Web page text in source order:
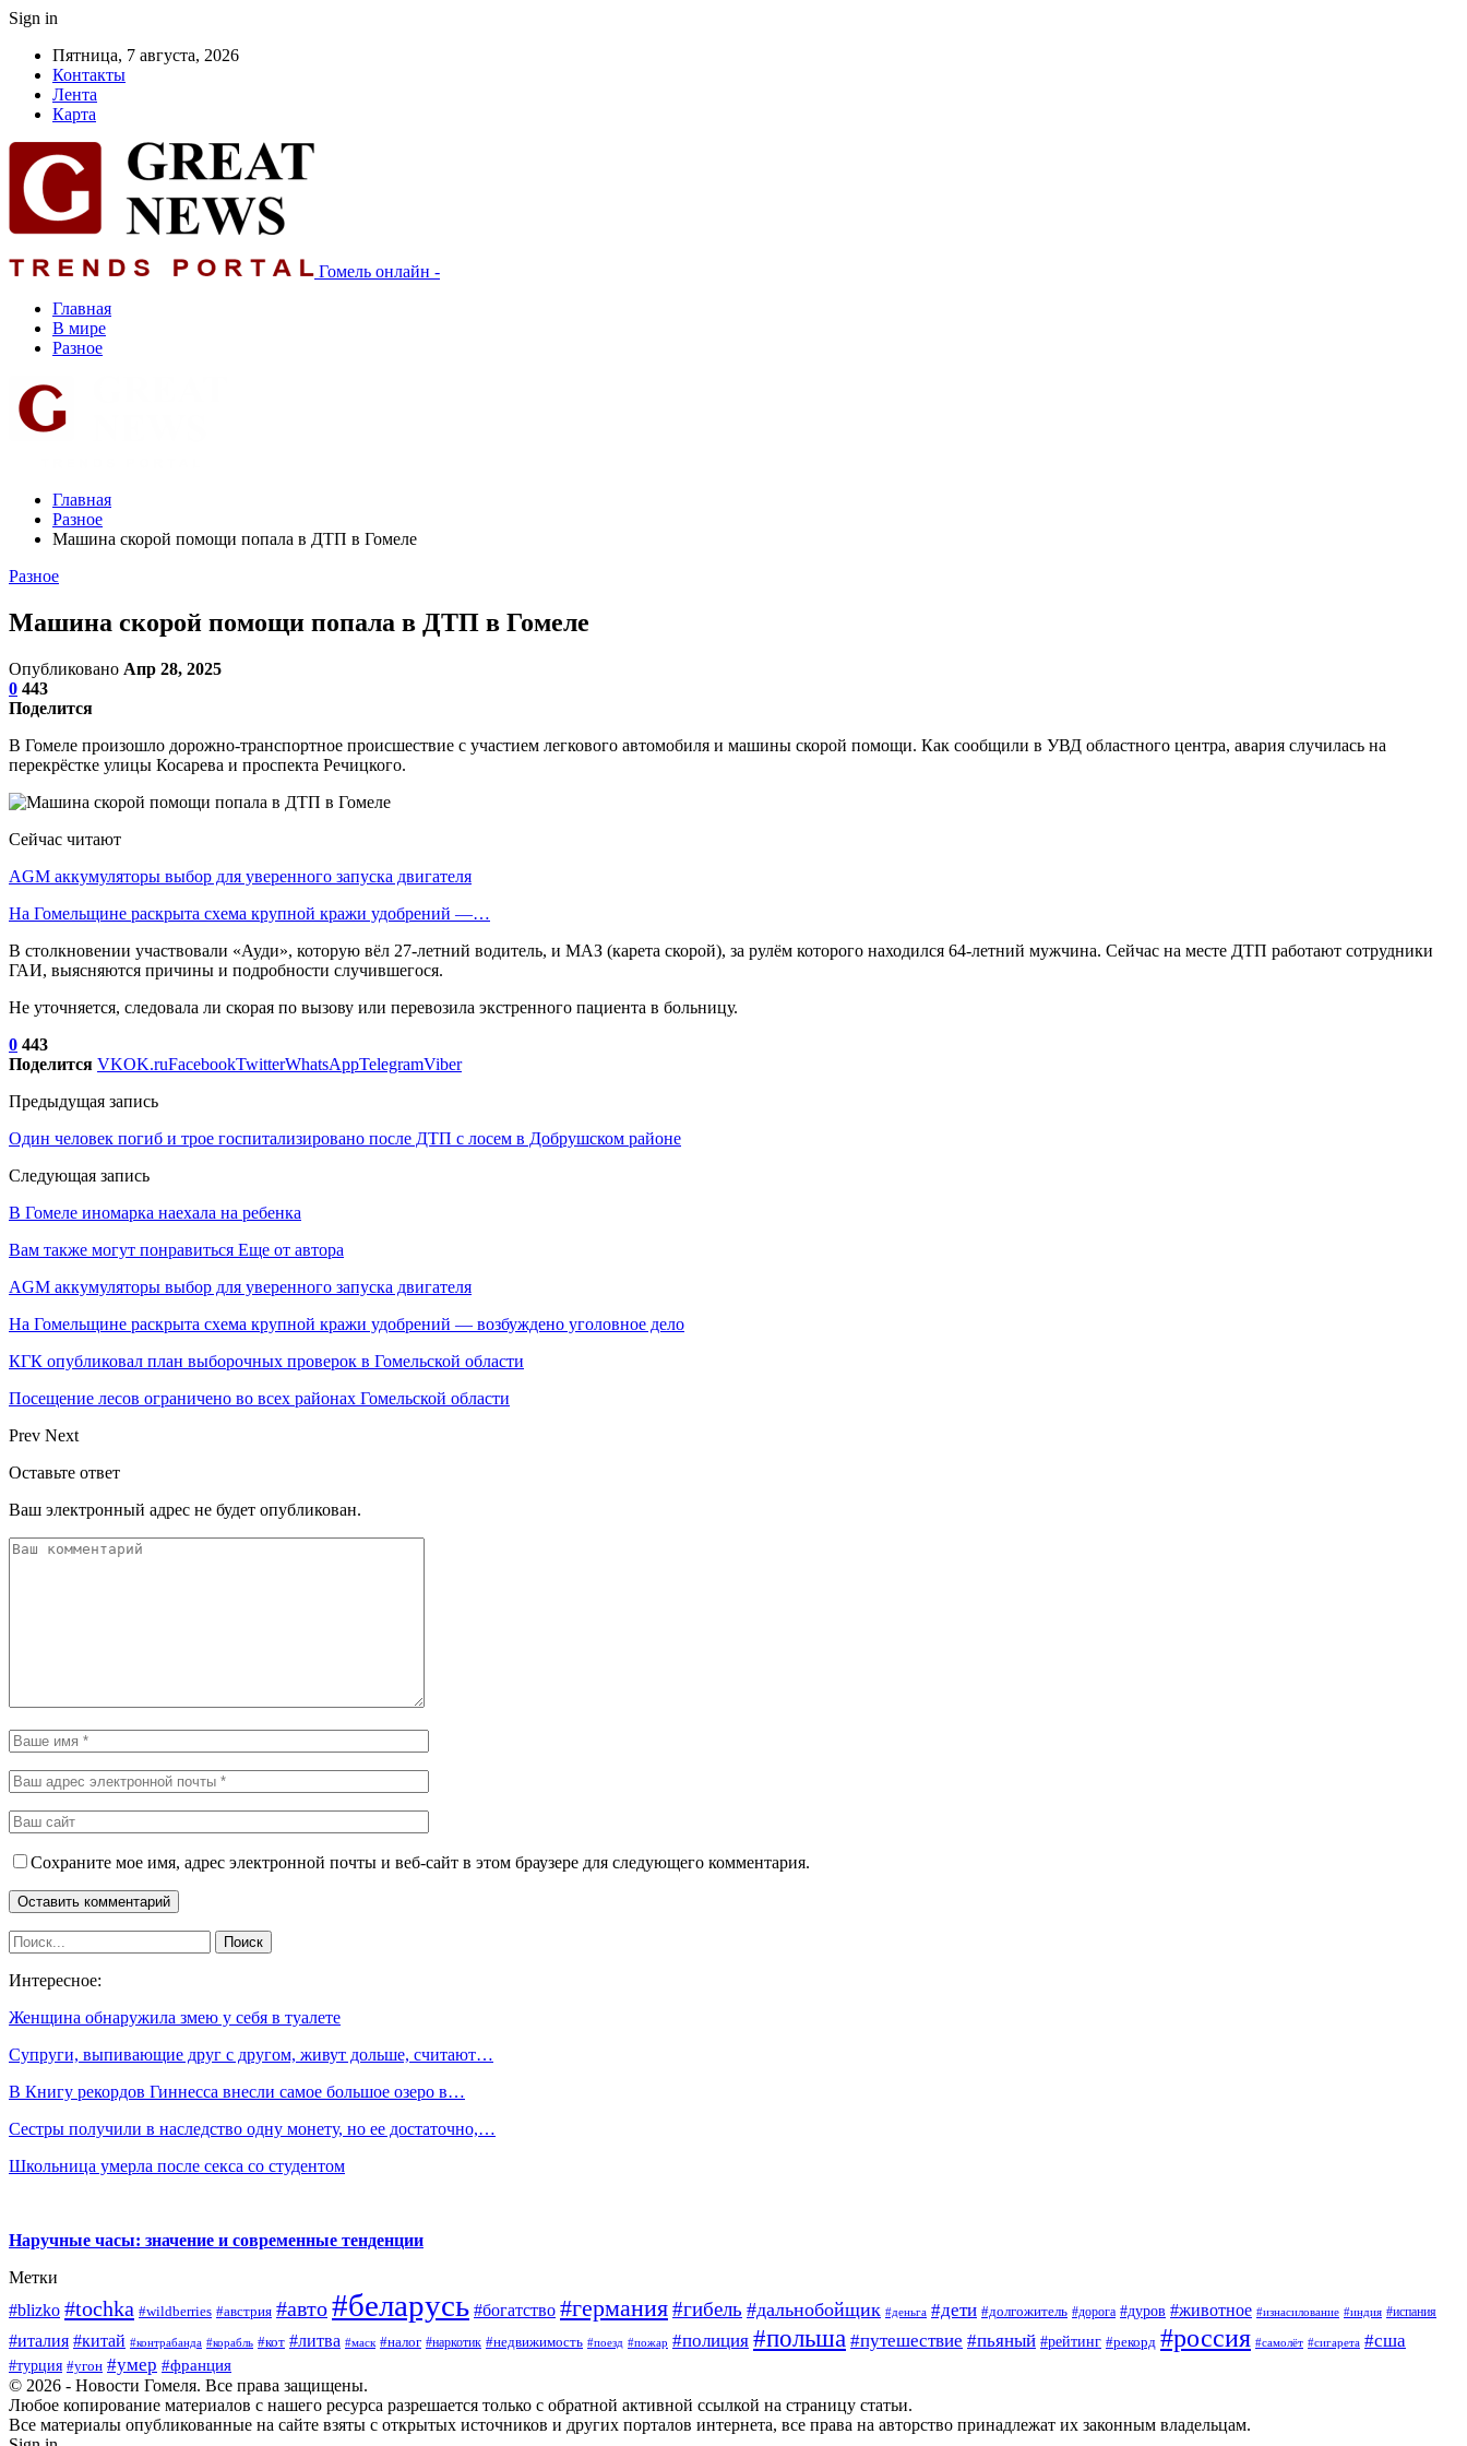
Sign in
Пятница, 7 августа, 2026
Контакты
Лента
Карта
Гомель онлайн -
Главная
В мире
Разное
Главная
Разное
Машина скорой помощи попала в ДТП в Гомеле
Разное
Машина скорой помощи попала в ДТП в Гомеле
Опубликовано Апр 28, 2025
0 443
Поделится
В Гомеле произошло дорожно-транспортное происшествие с участием легкового автомобиля и машины скорой помощи. Как сообщили в УВД областного центра, авария случилась на
перекрёстке улицы Косарева и проспекта Речицкого.
Сейчас читают
AGM аккумуляторы выбор для уверенного запуска двигателя
На Гомельщине раскрыта схема крупной кражи удобрений —…
В столкновении участвовали «Ауди», которую вёл 27-летний водитель, и МАЗ (карета скорой), за рулём которого находился 64-летний мужчина. Сейчас на месте ДТП работают сотрудники
ГАИ, выясняются причины и подробности случившегося.
Не уточняется, следовала ли скорая по вызову или перевозила экстренного пациента в больницу.
0 443
Поделится VKOK.ruFacebookTwitterWhatsAppTelegramViber
Предыдущая запись
Один человек погиб и трое госпитализировано после ДТП с лосем в Добрушском районе
Следующая запись
В Гомеле иномарка наехала на ребенка
Вам также могут понравиться Еще от автора
AGM аккумуляторы выбор для уверенного запуска двигателя
На Гомельщине раскрыта схема крупной кражи удобрений — возбуждено уголовное дело
КГК опубликовал план выборочных проверок в Гомельской области
Посещение лесов ограничено во всех районах Гомельской области
Prev Next
Оставьте ответ
Ваш электронный адрес не будет опубликован.
Сохраните мое имя, адрес электронной почты и веб-сайт в этом браузере для следующего комментария.
Интересное:
Женщина обнаружила змею у себя в туалете
Супруги, выпивающие друг с другом, живут дольше, считают…
В Книгу рекордов Гиннесса внесли самое большое озеро в…
Сестры получили в наследство одну монету, но ее достаточно,…
Школьница умерла после секса со студентом
Наручные часы: значение и современные тенденции
Метки
#blizko #tochka #wildberries #австрия #авто#беларусь #богатство #германия#гибель #дальнобойщик #деньга #дети #долгожитель #дорога #дуров #животное #изнасилование #индия #испания
#италия #китай #контрабанда #корабль #кот #литва #маск #налог #наркотик #недвижимость #поезд #пожар #полиция #польша #путешествие #пьяный #рейтинг #рекорд #россия #самолёт #сигарета #сша
#турция #угон #умер #франция
© 2026 - Новости Гомеля. Все права защищены.
Любое копирование материалов с нашего ресурса разрешается только с обратной активной ссылкой на страницу статьи.
Все материалы опубликованные на сайте взяты с открытых источников и других порталов интернета, все права на авторство принадлежат их законным владельцам.